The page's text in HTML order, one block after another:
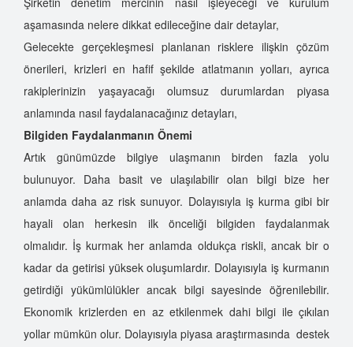
aşamasında nelere dikkat edileceğine dair detaylar,
Gelecekte gerçekleşmesi planlanan risklere ilişkin çözüm
önerileri, krizleri en hafif şekilde atlatmanın yolları, ayrıca
rakiplerinizin yaşayacağı olumsuz durumlardan piyasa
anlamında nasıl faydalanacağınız detayları,
Bilgiden Faydalanmanın Önemi
Artık günümüzde bilgiye ulaşmanın birden fazla yolu
bulunuyor. Daha basit ve ulaşılabilir olan bilgi bize her
anlamda daha az risk sunuyor. Dolayısıyla iş kurma gibi bir
hayali olan herkesin ilk önceliği bilgiden faydalanmak
olmalıdır. İş kurmak her anlamda oldukça riskli, ancak bir o
kadar da getirisi yüksek oluşumlardır. Dolayısıyla iş kurmanın
getirdiği yükümlülükler ancak bilgi sayesinde öğrenilebilir.
Ekonomik krizlerden en az etkilenmek dahi bilgi ile çıkılan
yollar mümkün olur. Dolayısıyla piyasa araştırmasında destek